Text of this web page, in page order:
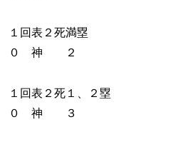
１回表２死満塁
０ 神 ２
１回表２死１、２
０ 神 ３